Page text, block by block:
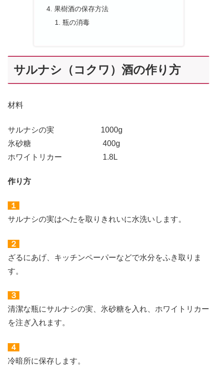
果樹酒の保存方法
瓶の消毒
サルナシ（コクワ）酒の作り方
材料
サルナシの実 1000g
氷砂糖 400g
ホワイトリカー 1.8L
作り方
１
サルナシの実はへたを取りきれいに水洗いします。
２
ざるにあげ、キッチンペーパーなどで水分をふき取りま
す。
３
清潔な瓶にサルナシの実、氷砂糖を入れ、ホワイトリカー
を注ぎ入れます。
４
冷暗所に保存します。